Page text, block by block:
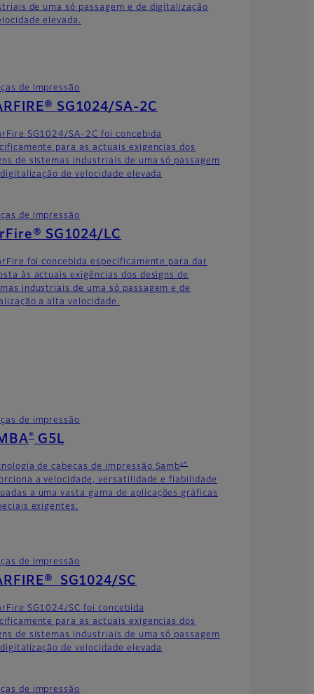
de uma só passagem e de digitalização
elevada.
de Impressão
SG1024/SA-2C
SG1024/SA-2C foi concebida
para as actuais exigencias dos
de sistemas industriais de uma só passagem
de velocidade elevada
de Impressão
SG1024/LC
foi concebida especificamente para dar
às actuais exigências dos designs de
industriais de uma só passagem e de
a alta velocidade.
de impressão
®G5L
de cabeças de impressão Samba®
a velocidade, versatilidade e fiabilidade
a uma vasta gama de aplicações gráficas
exigentes.
de Impressão
SG1024/SC
SG1024/SC foi concebida
para as actuais exigencias dos
de sistemas industriais de uma só passagem
de velocidade elevada
de impressão